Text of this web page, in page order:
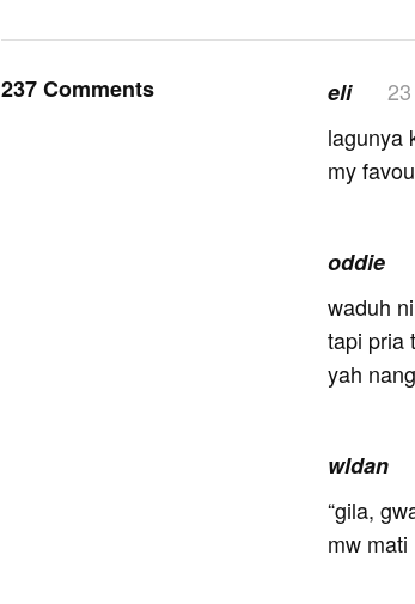
237 Comments eli
lagunya
my
oddie
waduh
tapi pria
yah
wldan
“gila,
mw mati